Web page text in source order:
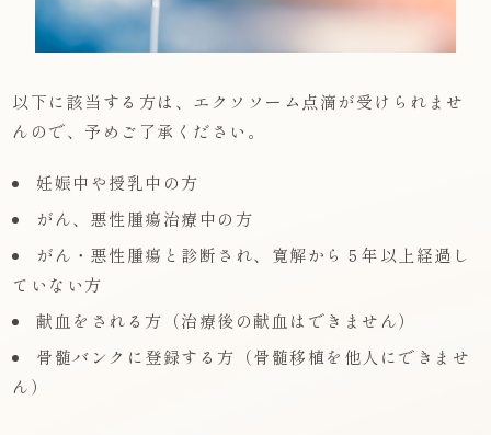
以下に該当する方は、エクソソーム点滴が受けられませ
んので、予めご了承ください。
妊娠中や授乳中の方
がん、悪性腫瘍治療中の方
がん・悪性腫瘍と診断され、寛解から５年以上経過し
ていない方
献血をされる方（治療後の献血はできません）
骨髄バンクに登録する方（骨髄移植を他人にできませ
ん）